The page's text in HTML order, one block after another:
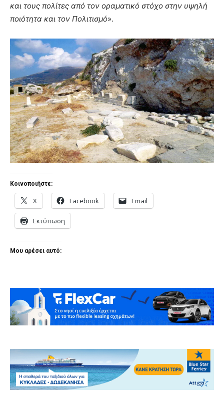
και τους πολίτες από τον οραματικό στόχο στην υψηλή
ποιότητα και τον Πολιτισμό».
Κοινοποιήστε:
X Facebook Email
Εκτύπωση
Μου αρέσει αυτό: